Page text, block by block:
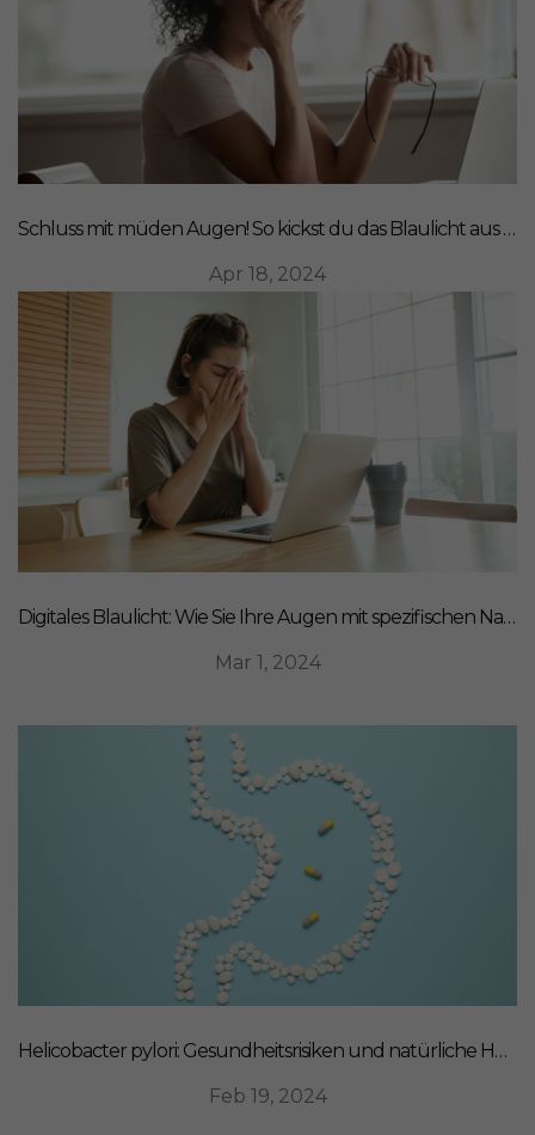
Schluss mit müden Augen! So kickst du das Blaulicht aus deinem Leben
Apr 18, 2024
Digitales Blaulicht: Wie Sie Ihre Augen mit spezifischen Nahrungsergänzungsmitteln schützen können
Mar 1, 2024
Helicobacter pylori: Gesundheitsrisiken und natürliche Heilmittel
Feb 19, 2024